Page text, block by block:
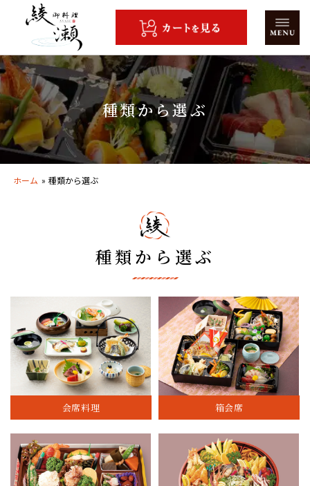
ン
ツ
へ
ス
キ
ッ
プ
種類から選ぶ
ホーム » 種類から選ぶ
種類から選ぶ
会席料理 箱会席